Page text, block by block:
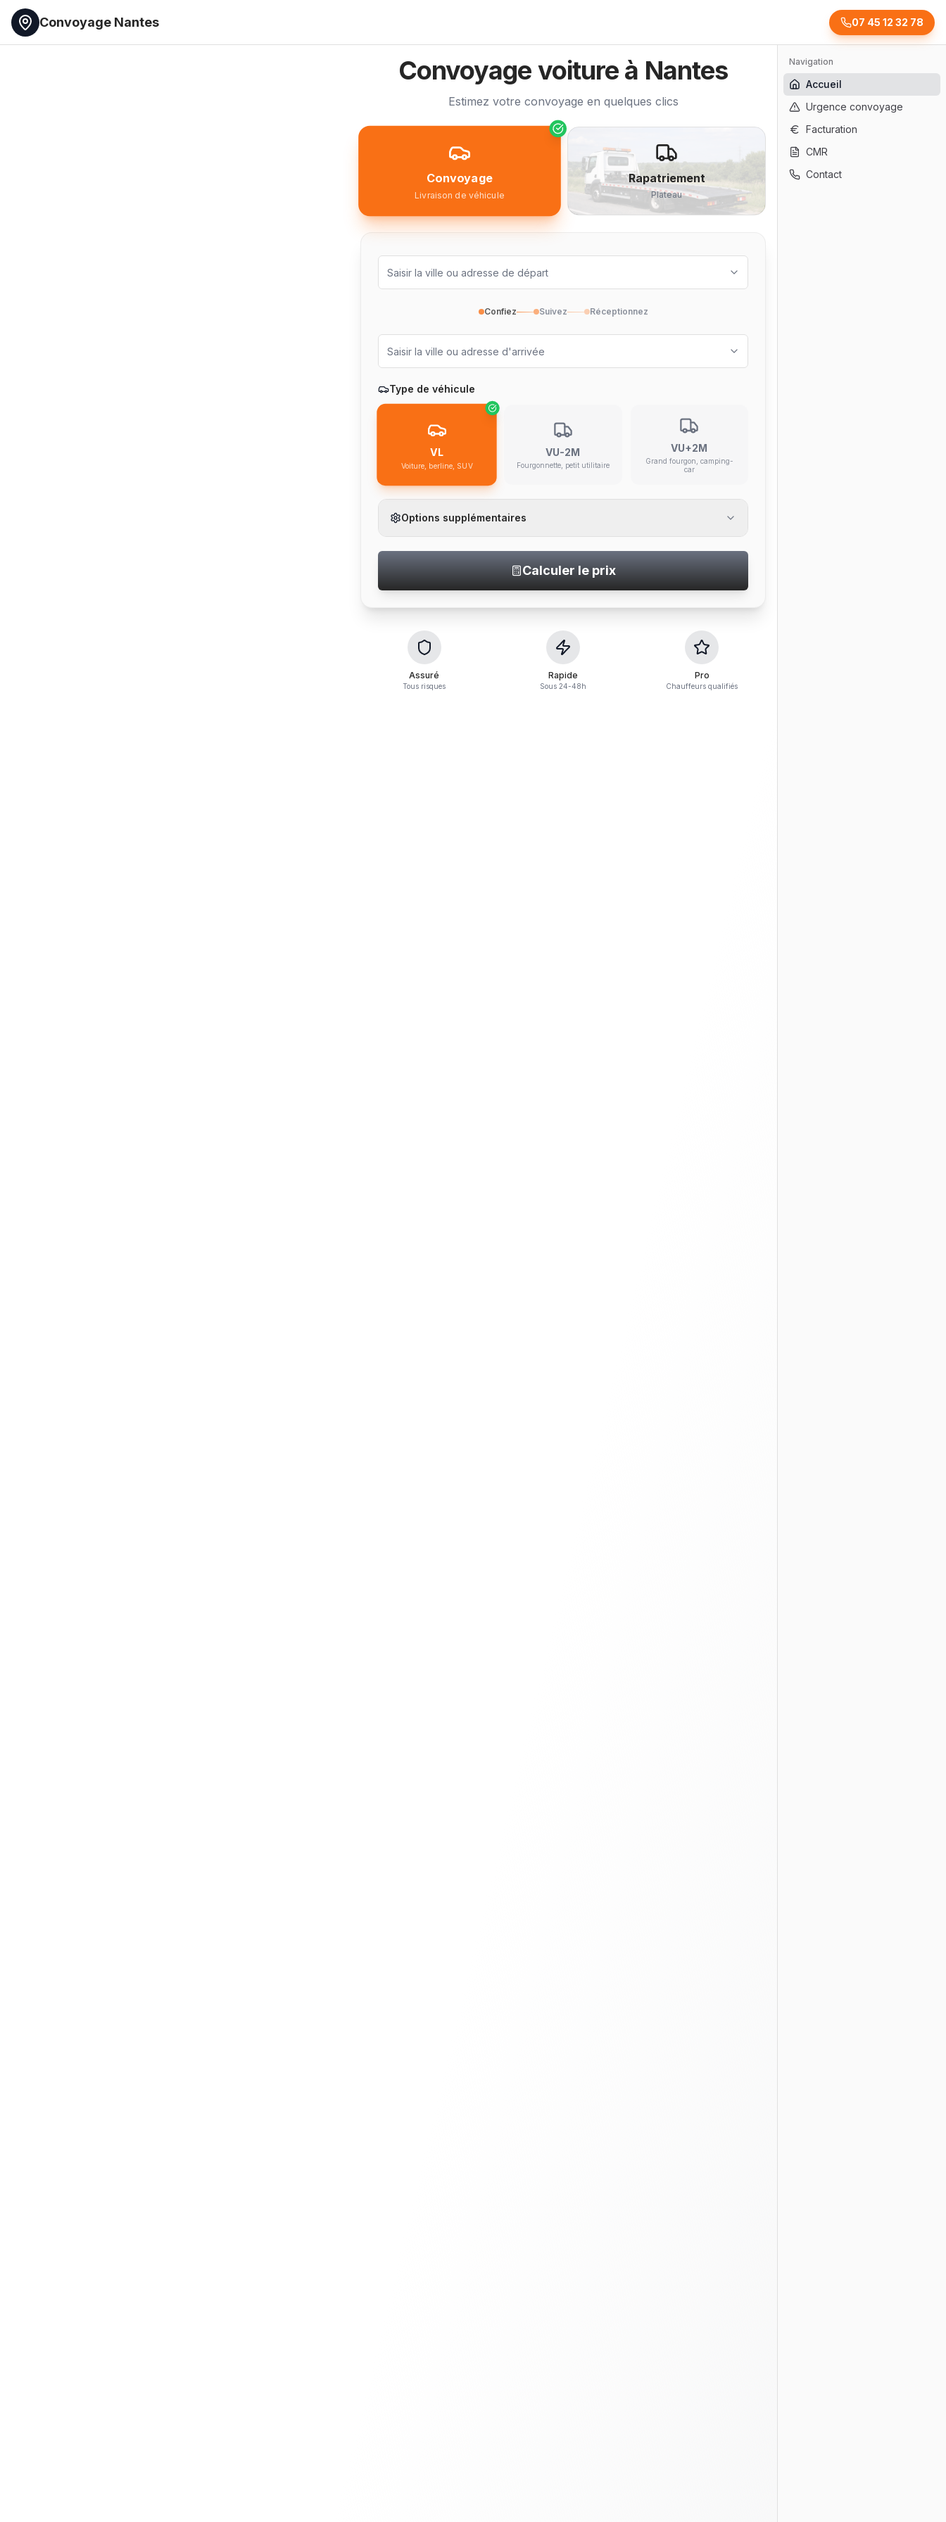
Convoyage Nantes 07 45 12 32 78
Navigation
Accueil
Urgence convoyage
Facturation
CMR
Contact
Convoyage voiture à Nantes
Estimez votre convoyage en quelques clics
Convoyage
Livraison de véhicule
Rapatriement
Plateau
Confiez Suivez Réceptionnez
Type de véhicule
VL
Voiture, berline, SUV
VU-2M
Fourgonnette, petit utilitaire
VU+2M
Grand fourgon, camping-
car
Options supplémentaires
Calculer le prix
Assuré
Tous risques
Rapide
Sous 24-48h
Pro
Chauffeurs qualifiés